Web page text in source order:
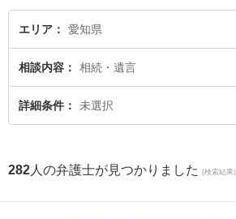
す。家族間の相続トラブルや認知症の相続、遺産
込み検索もでき便利です。特に旭合同法律事務所
注目されています。『愛知県で土日や夜間に発生し
今すぐに弁護士に相談したい』『相続・遺言のト
の弁護士を検索したい』『初回相談無料で相続・遺
エリア 愛知県
相談内容 相続・遺言
詳細条件 未選択
282 人の弁護士が見つかりました (検索結果